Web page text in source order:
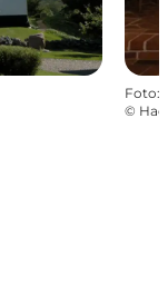
Foto:
©